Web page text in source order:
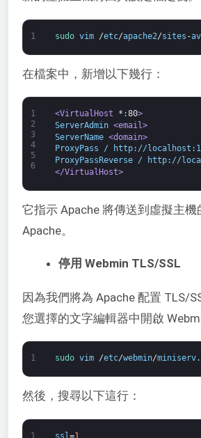
1 sudo vim /etc/apache2/sites -
在檔案中，新增以下幾行：
1
2
3
4
5
6
<VirtualHost * :80>
ServerAdmin <email>
ServerName <domain>
ProxyPass / http://
ProxyPassReverse / http://
</VirtualHost>
它指示 Apache 將傳送到虛擬主
Apache。
停用 Webmin TLS/SSL
因為我們將為 Apache 配置 TLS/
您選擇的文字編輯器中開啟
1 sudo vim /etc/webmin/miniserv.
然後，搜尋以下這行：
1 ssl =1